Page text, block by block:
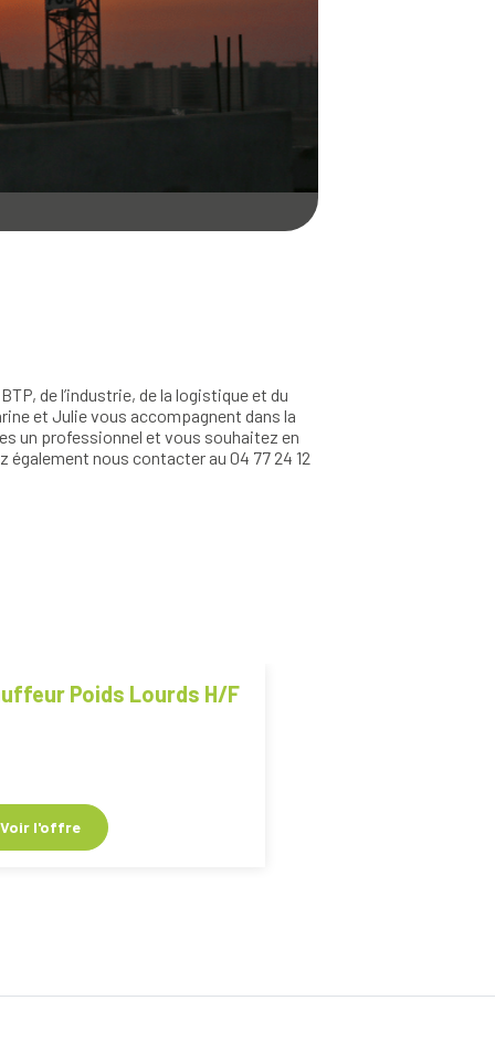
de l’industrie, de la logistique et du
et Julie vous accompagnent dans la
un professionnel et vous souhaitez en
nous contacter au 04 77 24 12
Poids Lourds H/F
Voir l'offre